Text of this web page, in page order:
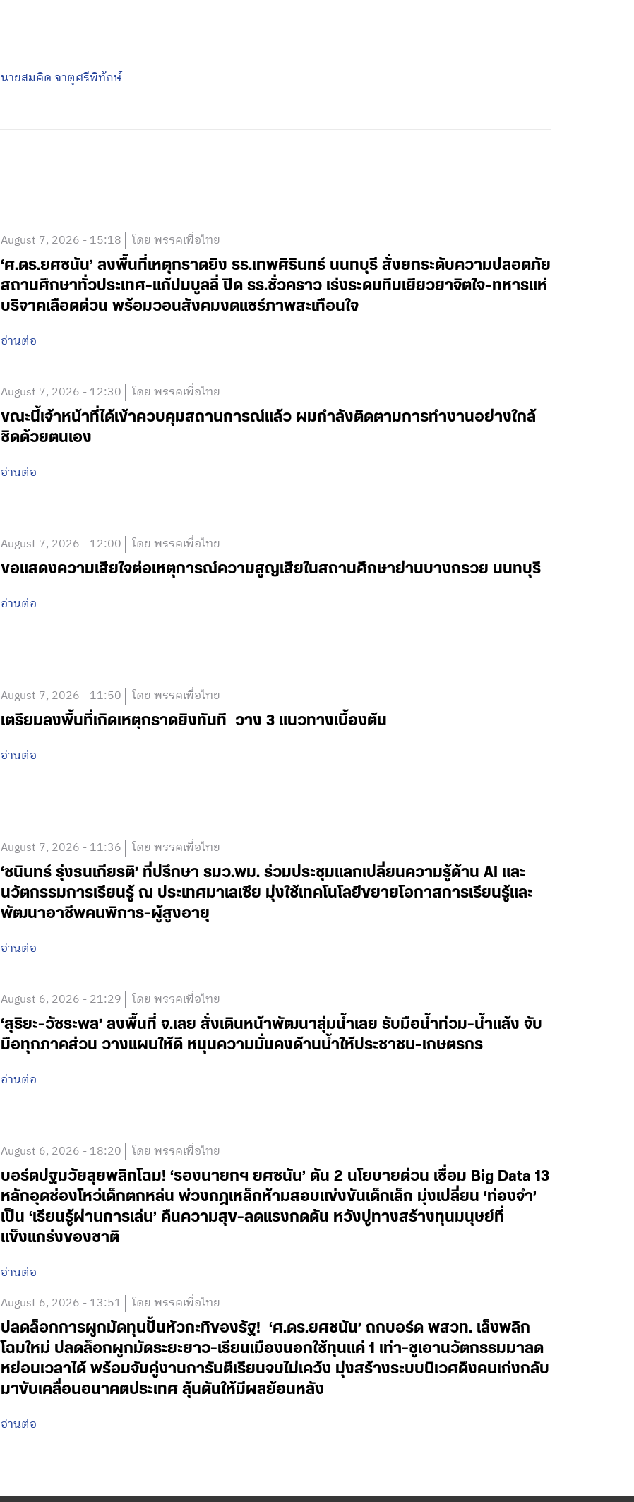
นายสมคิด จาตุศรีพิทักษ์
August 7, 2026 - 15:18 โดย พรรคเพื่อไทย
‘ศ.ดร.ยศชนัน’ ลงพื้นที่เหตุกราดยิง รร.เทพศิรินทร์ นนทบุรี สั่งยกระดับความปลอดภัย
สถานศึกษาทั่วประเทศ-แก้ปมบูลลี่ ปิด รร.ชั่วคราว เร่งระดมทีมเยียวยาจิตใจ-ทหารแห่
บริจาคเลือดด่วน พร้อมวอนสังคมงดแชร์ภาพสะเทือนใจ
อ่านต่อ
August 7, 2026 - 12:30 โดย พรรคเพื่อไทย
ขณะนี้เจ้าหน้าที่ได้เข้าควบคุมสถานการณ์แล้ว ผมกำลังติดตามการทำงานอย่างใกล้
ชิดด้วยตนเอง
อ่านต่อ
August 7, 2026 - 12:00 โดย พรรคเพื่อไทย
ขอแสดงความเสียใจต่อเหตุการณ์ความสูญเสียในสถานศึกษาย่านบางกรวย นนทบุรี
อ่านต่อ
August 7, 2026 - 11:50 โดย พรรคเพื่อไทย
เตรียมลงพื้นที่เกิดเหตุกราดยิงทันที วาง 3 แนวทางเบื้องต้น
อ่านต่อ
August 7, 2026 - 11:36 โดย พรรคเพื่อไทย
‘ชนินทร์ รุ่งธนเกียรติ’ ที่ปรึกษา รมว.พม. ร่วมประชุมแลกเปลี่ยนความรู้ด้าน AI และ
นวัตกรรมการเรียนรู้ ณ ประเทศมาเลเซีย มุ่งใช้เทคโนโลยีขยายโอกาสการเรียนรู้และ
พัฒนาอาชีพคนพิการ-ผู้สูงอายุ
อ่านต่อ
August 6, 2026 - 21:29 โดย พรรคเพื่อไทย
‘สุริยะ-วัชระพล’ ลงพื้นที่ จ.เลย สั่งเดินหน้าพัฒนาลุ่มน้ำเลย รับมือน้ำท่วม-น้ำแล้ง จับ
มือทุกภาคส่วน วางแผนให้ดี หนุนความมั่นคงด้านน้ำให้ประชาชน-เกษตรกร
อ่านต่อ
August 6, 2026 - 18:20 โดย พรรคเพื่อไทย
บอร์ดปฐมวัยลุยพลิกโฉม! ‘รองนายกฯ ยศชนัน’ ดัน 2 นโยบายด่วน เชื่อม Big Data 13
หลักอุดช่องโหว่เด็กตกหล่น พ่วงกฎเหล็กห้ามสอบแข่งขันเด็กเล็ก มุ่งเปลี่ยน ‘ท่องจำ’
เป็น ‘เรียนรู้ผ่านการเล่น’ คืนความสุข-ลดแรงกดดัน หวังปูทางสร้างทุนมนุษย์ที่
แข็งแกร่งของชาติ
อ่านต่อ
August 6, 2026 - 13:51 โดย พรรคเพื่อไทย
ปลดล็อกการผูกมัดทุนปั้นหัวกะทิของรัฐ! ‘ศ.ดร.ยศชนัน’ ถกบอร์ด พสวท. เล็งพลิก
โฉมใหม่ ปลดล็อกผูกมัดระยะยาว-เรียนเมืองนอกใช้ทุนแค่ 1 เท่า-ชูเอานวัตกรรมมาลด
หย่อนเวลาได้ พร้อมจับคู่งานการันตีเรียนจบไม่เคว้ง มุ่งสร้างระบบนิเวศดึงคนเก่งกลับ
มาขับเคลื่อนอนาคตประเทศ ลุ้นดันให้มีผลย้อนหลัง
อ่านต่อ